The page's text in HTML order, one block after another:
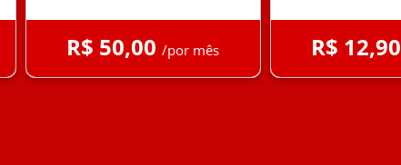
R$ 50,00 /por mês R$ 12,90